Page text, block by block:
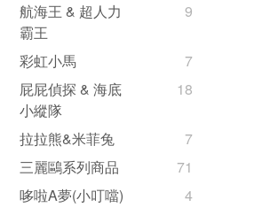
航海王 & 超人力
霸王
9
彩虹小馬
7
屁屁偵探 & 海底
小縱隊
18
拉拉熊&米菲兔
7
三麗鷗系列商品
71
哆啦A夢(小叮噹)
4